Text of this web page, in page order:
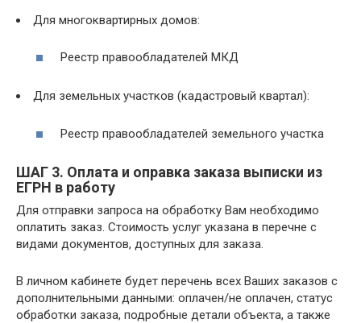
Для многоквартирных домов:
Реестр правообладателей МКД
Для земельных участков (кадастровый квартал):
Реестр правообладателей земельного участка
ШАГ 3. Оплата и оправка заказа выписки из
ЕГРН в работу
Для отправки запроса на обработку Вам необходимо
оплатить заказ. Стоимость услуг указана в перечне с
видами документов, доступных для заказа.
В личном кабинете будет перечень всех Ваших заказов с
дополнительными данными: оплачен/не оплачен, статус
обработки заказа, подробные детали объекта, а также